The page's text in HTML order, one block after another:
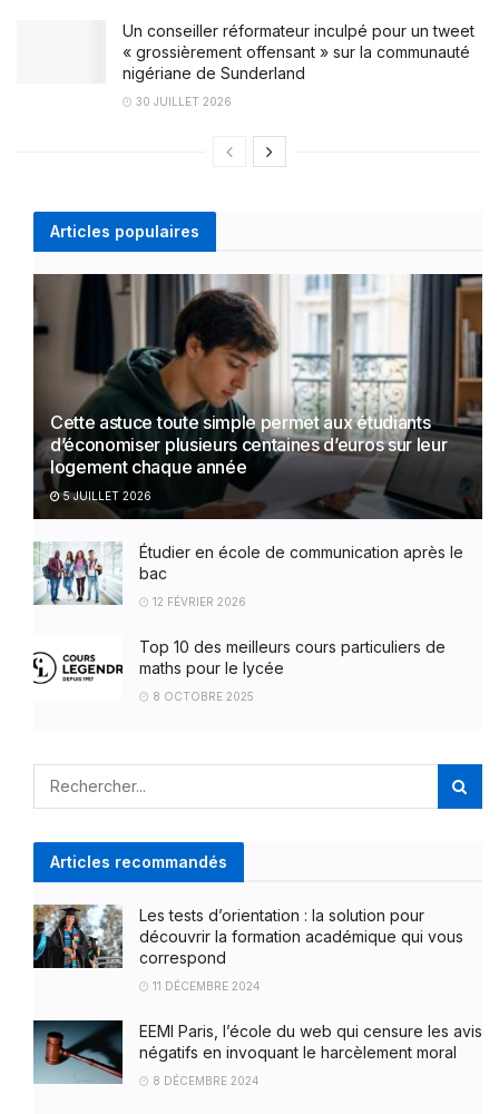
Un conseiller réformateur inculpé pour un tweet
« grossièrement offensant » sur la communauté
nigériane de Sunderland
30 JUILLET 2026
Articles populaires
Cette astuce toute simple permet aux étudiants
d’économiser plusieurs centaines d’euros sur leur
logement chaque année
5 JUILLET 2026
Étudier en école de communication après le
bac
12 FÉVRIER 2026
Top 10 des meilleurs cours particuliers de
maths pour le lycée
8 OCTOBRE 2025
Articles recommandés
Les tests d’orientation : la solution pour
découvrir la formation académique qui vous
correspond
11 DÉCEMBRE 2024
EEMI Paris, l’école du web qui censure les avis
négatifs en invoquant le harcèlement moral
8 DÉCEMBRE 2024